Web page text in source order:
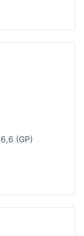
(GP)